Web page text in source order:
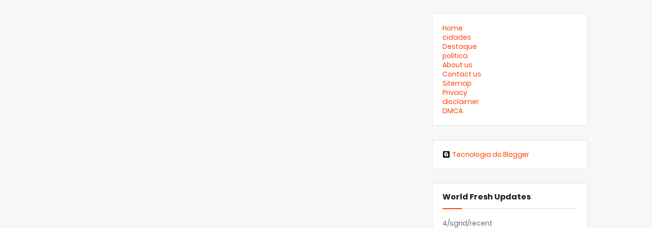
Home
cidades
Destaque
politica
About us
Contact us
Sitemap
Privacy
disclaimer
DMCA
Tecnologia do Blogger
World Fresh Updates
4/sgrid/recent